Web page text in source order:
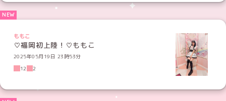
ももこ
♡福岡初上陸！♡ももこ
2025年05月19日 23時53分
12
2